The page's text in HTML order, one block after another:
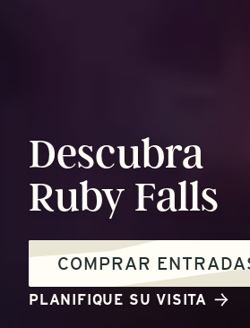
Descubra
Ruby Falls
COMPRAR
PLANIFIQUE SU VISITA